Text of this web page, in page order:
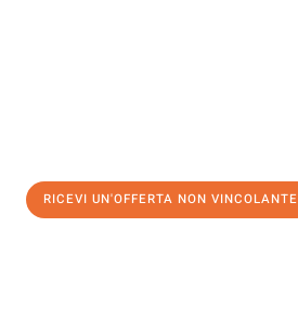
RICEVI UN'OFFERTA NON VINCOLANTE